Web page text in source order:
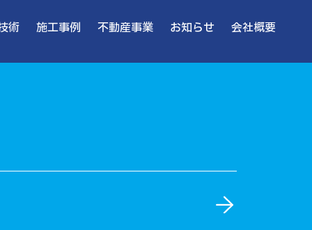
術 施工事例 不動産事業 お知らせ 会社概要